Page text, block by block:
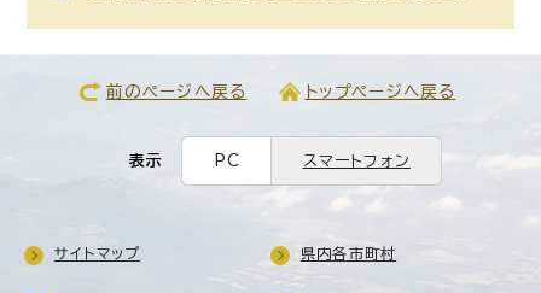
前のページへ戻る トップページへ戻る
表示 PC スマートフォン
サイトマップ 県内各市町村